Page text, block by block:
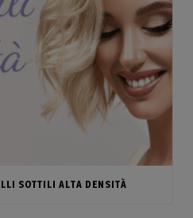
SOTTILI ALTA DENSITÀ